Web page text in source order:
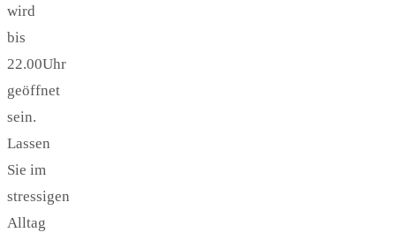
wird
bis
22.00Uhr
geöffnet
sein.
Lassen
Sie im
stressigen
Alltag